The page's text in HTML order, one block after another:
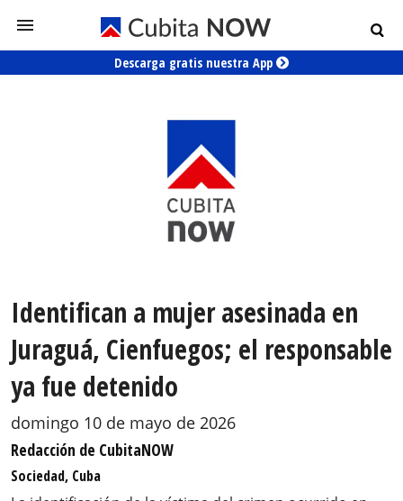
Descarga gratis nuestra App
Identifican a mujer asesinada en
Juraguá, Cienfuegos; el responsable
ya fue detenido
domingo 10 de mayo de 2026
Redacción de CubitaNOW
Sociedad, Cuba